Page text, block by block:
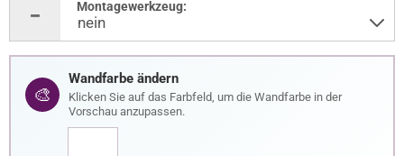
Montagewerkzeug:
🎨
Wandfarbe ändern
Klicken Sie auf das Farbfeld, um die Wandfarbe in der
Vorschau anzupassen.